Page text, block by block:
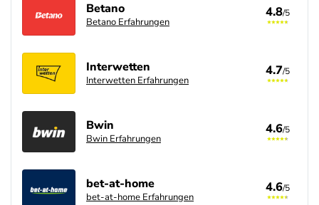
Betano
Betano Erfahrungen
4.8/5
Interwetten
Interwetten Erfahrungen
4.7/5
Bwin
Bwin Erfahrungen
4.6/5
bet-at-home
bet-at-home Erfahrungen
4.6/5